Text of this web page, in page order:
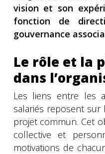
vision et son
fonction de
gouvernance
Le rôle et la
dans
Les liens entre les
salariés reposent
projet commun. Cet
collective et
motivations de